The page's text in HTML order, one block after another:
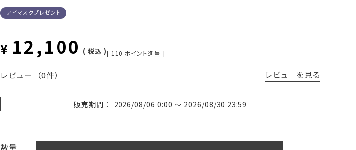
アイマスクプレゼント
¥ 12,100 税込 [ 110 ポイント進呈 ]
レビュー （0件） レビューを見る
販売期間 2026/08/06 0:00 〜 2026/08/30 23:59